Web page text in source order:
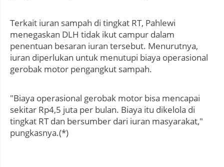
Terkait iuran sampah di tingkat RT, Pahlewi
menegaskan DLH tidak ikut campur dalam
penentuan besaran iuran tersebut. Menurutnya,
iuran diperlukan untuk menutupi biaya operasional
gerobak motor pengangkut sampah.
"Biaya operasional gerobak motor bisa mencapai
sekitar Rp4,5 juta per bulan. Biaya itu dikelola di
tingkat RT dan bersumber dari iuran masyarakat,"
pungkasnya.(*)